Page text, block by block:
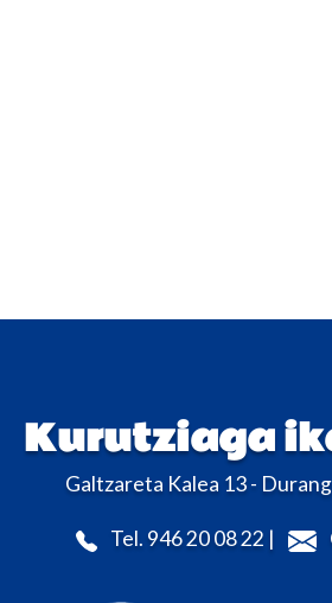
Kurutziaga
Galtzareta Kalea 13 -
Tel. 946 20 08 22 |